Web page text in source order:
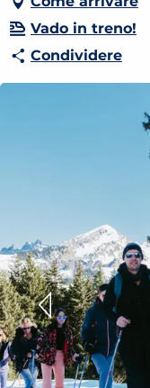
Vado in treno!
Condividere